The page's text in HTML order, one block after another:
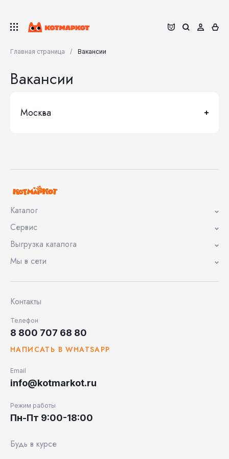
Главная страница Вакансии
Вакансии
Москва
Каталог
Сервис
Выгрузка каталога
Мы в сети
Контакты
Телефон
8 800 707 68 80
НАПИСАТЬ В WHATSAPP
Email
info@kotmarkot.ru
Режим работы
Пн-Пт 9:00-18:00
Будь в курсе